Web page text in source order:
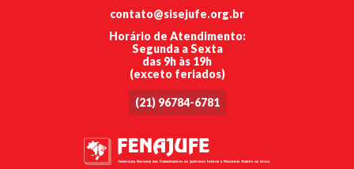
contato@sisejufe.org.br
Horário de Atendimento:
Segunda a Sexta
das 9h às 19h
(exceto feriados)
(21) 96784-6781